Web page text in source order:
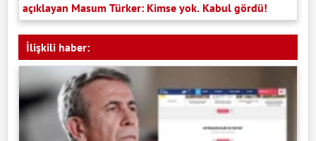
açıklayan Masum Türker: Kimse yok. Kabul gördü!
İlişkili haber: